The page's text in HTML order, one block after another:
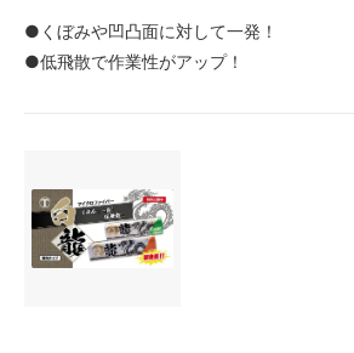
●くぼみや凹凸面に対して一発！
●低飛散で作業性がアップ！